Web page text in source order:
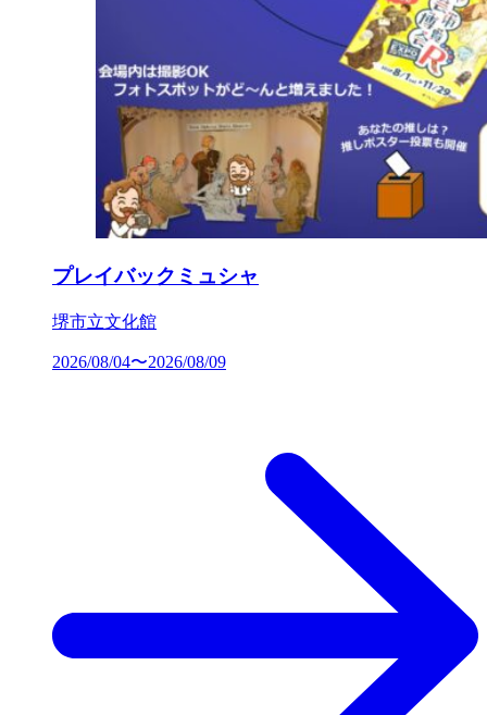
プレイバックミュシャ
堺市立文化館
2026/08/04〜2026/08/09